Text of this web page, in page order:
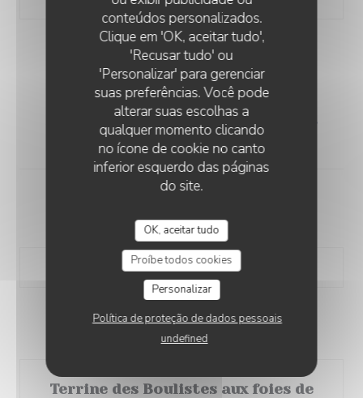
conteúdos personalizados.
Clique em 'OK, aceitar tudo',
'Recusar tudo' ou
'Personalizar' para gerenciar
suas preferências. Você pode
alterar suas escolhas a
qualquer momento clicando
no ícone de cookie no canto
inferior esquerdo das páginas
do site.
OK, aceitar tudo
Proíbe todos cookies
Personalizar
Política de proteção de dados pessoais
undefined
MENU DES BOULISTES
Entrée + Plat + Fromage ou Dessert
39,00 EUR
35,00 EUR
Terrine des Boulistes aux foies de